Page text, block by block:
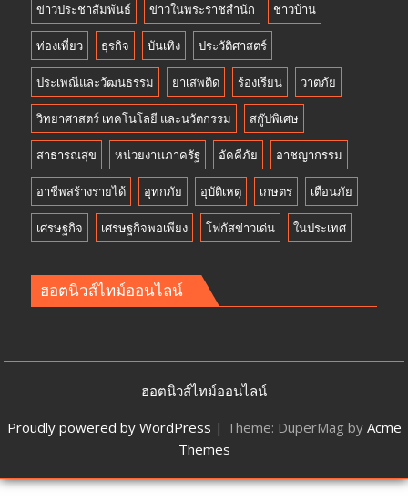
ข่าวประชาสัมพันธ์ ข่าวในพระราชสำนัก ชาวบ้าน
ท่องเที่ยว ธุรกิจ บันเทิง ประวัติศาสตร์
ประเพณีและวัฒนธรรม ยาเสพติด ร้องเรียน วาตภัย
วิทยาศาสตร์ เทคโนโลยี และนวัตกรรม สกู๊ปพิเศษ
สาธารณสุข หน่วยงานภาครัฐ อัคคีภัย อาชญากรรม
อาชีพสร้างรายได้ อุทกภัย อุบัติเหตุ เกษตร เตือนภัย
เศรษฐกิจ เศรษฐกิจพอเพียง โฟกัสข่าวเด่น ในประเทศ
ฮอตนิวส์ไทม์ออนไลน์
ฮอตนิวส์ไทม์ออนไลน์
Proudly powered by WordPress | Theme: DuperMag by Acme
Themes